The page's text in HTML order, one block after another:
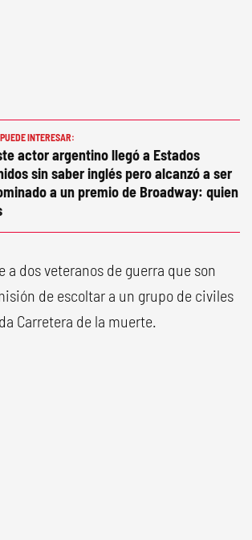
INTERESAR:
actor argentino llegó a Estados
sin saber inglés pero alcanzó a ser
a un premio de Broadway: quien
a dos veteranos de guerra que son
de escoltar a un grupo de civiles
Carretera de la muerte.